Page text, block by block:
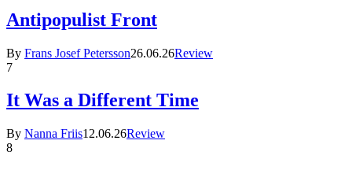
Antipopulist Front
By Frans Josef Petersson26.06.26Review
7
It Was a Different Time
By Nanna Friis12.06.26Review
8